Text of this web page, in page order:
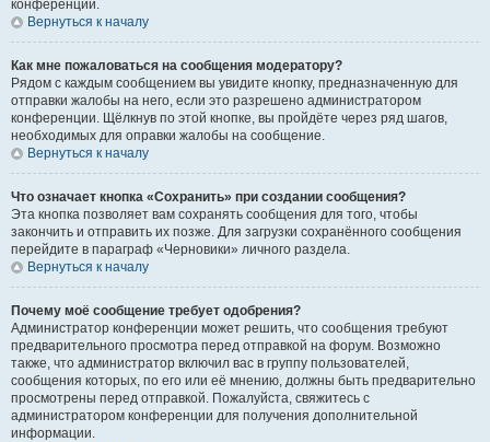
конференции.
Вернуться к началу
Как мне пожаловаться на сообщения модератору?
Рядом с каждым сообщением вы увидите кнопку, предназначенную для
отправки жалобы на него, если это разрешено администратором
конференции. Щёлкнув по этой кнопке, вы пройдёте через ряд шагов,
необходимых для оправки жалобы на сообщение.
Вернуться к началу
Что означает кнопка «Сохранить» при создании сообщения?
Эта кнопка позволяет вам сохранять сообщения для того, чтобы
закончить и отправить их позже. Для загрузки сохранённого сообщения
перейдите в параграф «Черновики» личного раздела.
Вернуться к началу
Почему моё сообщение требует одобрения?
Администратор конференции может решить, что сообщения требуют
предварительного просмотра перед отправкой на форум. Возможно
также, что администратор включил вас в группу пользователей,
сообщения которых, по его или её мнению, должны быть предварительно
просмотрены перед отправкой. Пожалуйста, свяжитесь с
администратором конференции для получения дополнительной
информации.